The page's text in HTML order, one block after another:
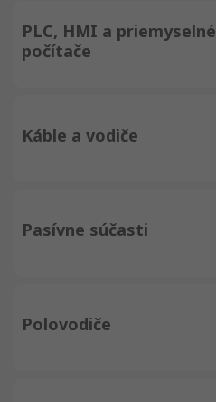
PLC, HMI a priemyselné
počítače
Káble a vodiče
Pasívne súčasti
Polovodiče